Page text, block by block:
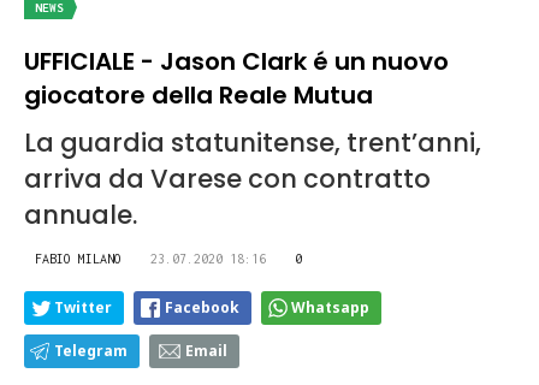
NEWS
UFFICIALE - Jason Clark é un nuovo
giocatore della Reale Mutua
La guardia statunitense, trent’anni,
arriva da Varese con contratto
annuale.
FABIO MILANO 23.07.2020 18:16 0
Twitter Facebook Whatsapp
Telegram Email